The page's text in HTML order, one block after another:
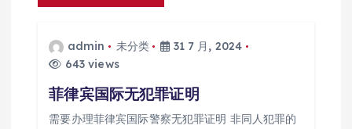
admin 未分类
31 7 月, 2024
643 views
菲律宾国际无犯罪证明
需要办理菲律宾国际警察无犯罪证明 非同人犯罪的